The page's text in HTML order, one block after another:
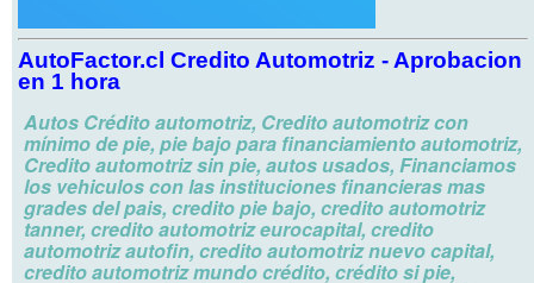
AutoFactor.cl Credito Automotriz - Aprobacion
en 1 hora
Autos Crédito automotriz, Credito automotriz con
mínimo de pie, pie bajo para financiamiento automotriz,
Credito automotriz sin pie, autos usados, Financiamos
los vehiculos con las instituciones financieras mas
grades del pais, credito pie bajo, credito automotriz
tanner, credito automotriz eurocapital, credito
automotriz autofin, credito automotriz nuevo capital,
credito automotriz mundo crédito, crédito si pie,